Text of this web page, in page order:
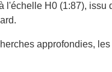
l'échelle H0 (1:87), issu
approfondies,